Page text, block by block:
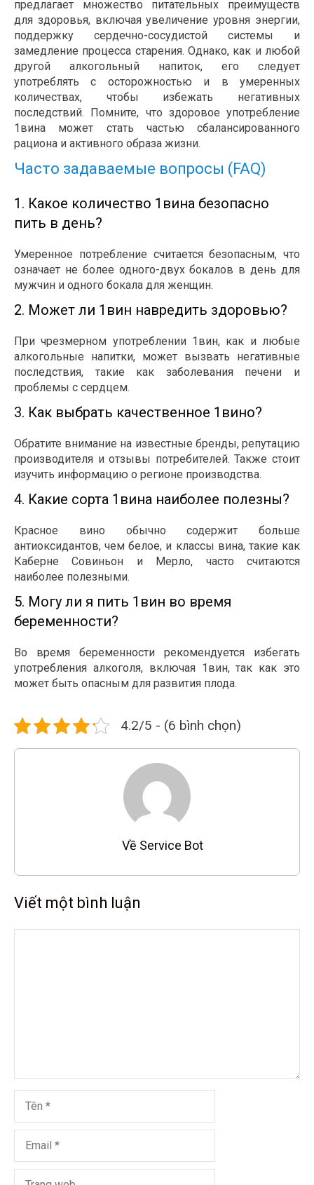
предлагает множество питательных преимуществ
для здоровья, включая увеличение уровня энергии,
поддержку сердечно-сосудистой системы и
замедление процесса старения. Однако, как и любой
другой алкогольный напиток, его следует
употреблять с осторожностью и в умеренных
количествах, чтобы избежать негативных
последствий. Помните, что здоровое употребление
1вина может стать частью сбалансированного
рациона и активного образа жизни.
Часто задаваемые вопросы (FAQ)
1. Какое количество 1вина безопасно
пить в день?
Умеренное потребление считается безопасным, что
означает не более одного-двух бокалов в день для
мужчин и одного бокала для женщин.
2. Может ли 1вин навредить здоровью?
При чрезмерном употреблении 1вин, как и любые
алкогольные напитки, может вызвать негативные
последствия, такие как заболевания печени и
проблемы с сердцем.
3. Как выбрать качественное 1вино?
Обратите внимание на известные бренды, репутацию
производителя и отзывы потребителей. Также стоит
изучить информацию о регионе производства.
4. Какие сорта 1вина наиболее полезны?
Красное вино обычно содержит больше
антиоксидантов, чем белое, и классы вина, такие как
Каберне Совиньон и Мерло, часто считаются
наиболее полезными.
5. Могу ли я пить 1вин во время
беременности?
Во время беременности рекомендуется избегать
употребления алкоголя, включая 1вин, так как это
может быть опасным для развития плода.
4.2/5 - (6 bình chọn)
Về Service Bot
Viết một bình luận